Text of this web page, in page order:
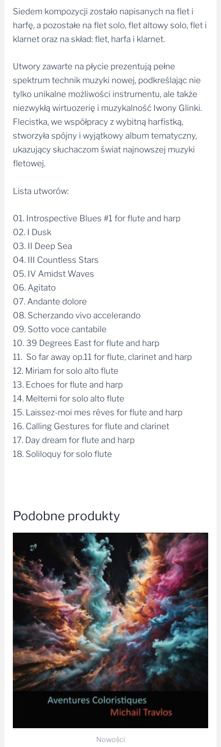
Siedem kompozycji zostało napisanych na flet i
harfę, a pozostałe na flet solo, flet altowy solo, flet i
klarnet oraz na skład: flet, harfa i klarnet.
Utwory zawarte na płycie prezentują pełne
spektrum technik muzyki nowej, podkreślając nie
tylko unikalne możliwości instrumentu, ale także
niezwykłą wirtuozerię i muzykalność Iwony Glinki.
Flecistka, we współpracy z wybitną harfistką,
stworzyła spójny i wyjątkowy album tematyczny,
ukazujący słuchaczom świat najnowszej muzyki
fletowej.
Lista utworów:
01. Introspective Blues #1for flute and harp
02. I Dusk
03. II Deep Sea
04. III Countless Stars
05. IV Amidst Waves
06. Agitato
07. Andante dolore
08. Scherzando vivo accelerando
09. Sotto voce cantabile
10. 39 Degrees Eastfor flute and harp
11. So far away op.11 for flute, clarinet and harp
12. Miriamfor solo alto flute
13. Echoes for flute and harp
14. Meltemi for solo alto flute
15. Laissez-moi mes rêves for flute and harp
16. Calling Gestures for flute and clarinet
17. Day dream for flute and harp
18. Soliloquy for solo flute
Podobne produkty
Nowości